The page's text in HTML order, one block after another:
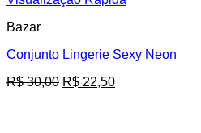
Bazar
Conjunto Lingerie Sexy Neon
R$30,00 O
R$ 22,50O